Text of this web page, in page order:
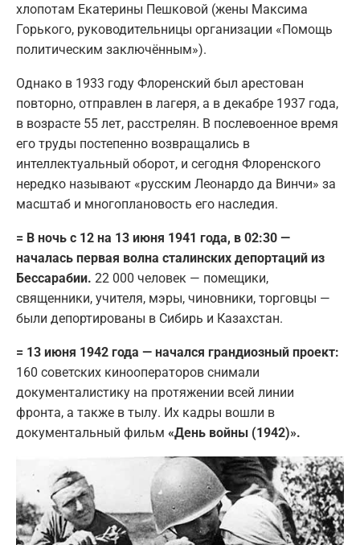
хлопотам Екатерины Пешковой (жены Максима
Горького, руководительницы организации «Помощь
политическим заключённым»).
Однако в 1933 году Флоренский был арестован
повторно, отправлен в лагеря, а в декабре 1937 года,
в возрасте 55 лет, расстрелян. В послевоенное время
его труды постепенно возвращались в
интеллектуальный оборот, и сегодня Флоренского
нередко называют «русским Леонардо да Винчи» за
масштаб и многоплановость его наследия.
= В ночь с 12 на 13 июня 1941 года, в 02:30 —
началась первая волна сталинских депортаций из
Бессарабии. 22 000 человек — помещики,
священники, учителя, мэры, чиновники, торговцы —
были депортированы в Сибирь и Казахстан.
= 13 июня 1942 года — начался грандиозный проект:
160 советских кинооператоров снимали
документалистику на протяжении всей линии
фронта, а также в тылу. Их кадры вошли в
документальный фильм «День войны (1942)».